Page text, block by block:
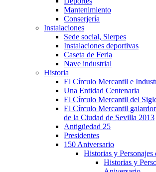
Mantenimiento
Conserjería
Instalaciones
Sede social, Sierpes
Instalaciones deportivas
Caseta de Feria
Nave industrial
Historia
El Círculo Mercantil e
Una Entidad Centenaria
El Círculo Mercantil del
El Círculo Mercantil
de la Ciudad de Sevilla 2013
Antigüedad 25
Presidentes
150 Aniversario
Historias y
Historias y